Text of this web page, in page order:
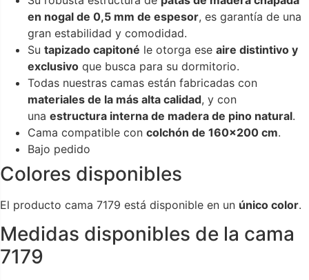
en nogal de 0,5 mm de espesor, es garantía de una
gran estabilidad y comodidad.
Su tapizado capitoné le otorga ese aire distintivo y
exclusivo que busca para su dormitorio.
Todas nuestras camas están fabricadas con
materiales de la más alta calidad, y con
una estructura interna de madera de pino natural.
Cama compatible con colchón de 160×200 cm.
Bajo pedido
Colores disponibles
El producto cama 7179 está disponible en un único color.
Medidas disponibles de la cama
7179